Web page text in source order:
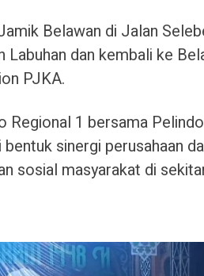
Belawan di Jalan
dan kembali ke
PJKA.
Regional 1 bersama
sinergi perusahaan
sosial masyarakat di